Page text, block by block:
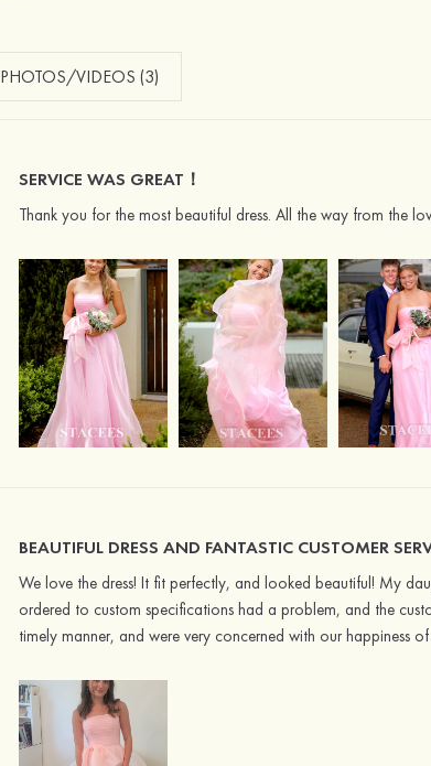
PHOTOS/VIDEOS (3)
Acheteur vérifié
SERVICE WAS GREAT！
Thank you for the most beautiful dress. All the way from the
BEAUTIFUL DRESS AND FANTASTIC CUSTOMER
We love the dress! It fit perfectly, and looked beautiful! My
ordered to custom specifications had a problem, and the
timely manner, and were very concerned with our happiness